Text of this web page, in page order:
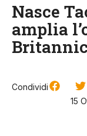
Nasce
amplia
Condividi
15